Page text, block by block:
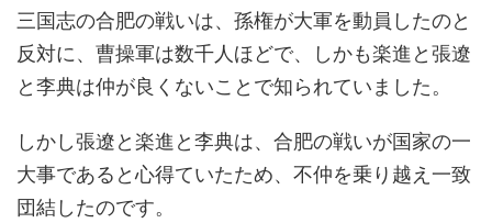
三国志の合肥の戦いは、孫権が大軍を動員したのと
反対に、曹操軍は数千人ほどで、しかも楽進と張遼
と李典は仲が良くないことで知られていました。
しかし張遼と楽進と李典は、合肥の戦いが国家の一
大事であると心得ていたため、不仲を乗り越え一致
団結したのです。